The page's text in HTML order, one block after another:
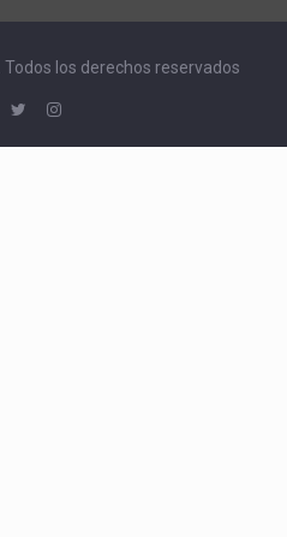
los derechos reservados